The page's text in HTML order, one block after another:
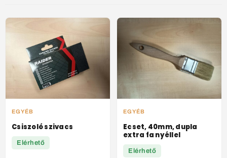
EGYÉB
Csiszoló szivacs
Elérhető
EGYÉB
Ecset, 40mm, dupla
extra fa nyéllel
Elérhető